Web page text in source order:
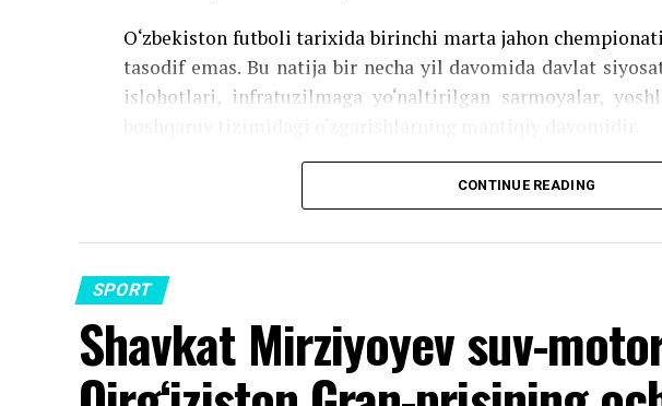
O‘zbekiston futboli tarixida birinchi marta jahon
tasodif emas. Bu natija bir necha yil davomida davlat
islohotlari, infratuzilmaga yo‘naltirilgan sarmoyalar,
Ammo eng katta savol hali ham ochiq qolmoqda: bu
Davlat siyosati o‘z samarasini bermoqda
So‘nggi yillarda Prezident Shavkat Mirziyoyev
siyosatining muhim yo‘nalishlaridan biriga aylandi. Bu
cheklanib qolmadi.
CONTINUE READING
SPORT
Shavkat Mirziyoyev suv-